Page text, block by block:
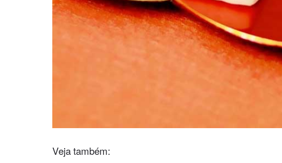
Veja também: